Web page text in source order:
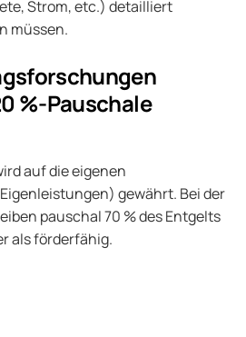
Strom, etc.) detailliert
müssen.
%-Pauschale
auf die eigenen
gewährt. Bei der
pauschal 70 % des Entgelts
als förderfähig.